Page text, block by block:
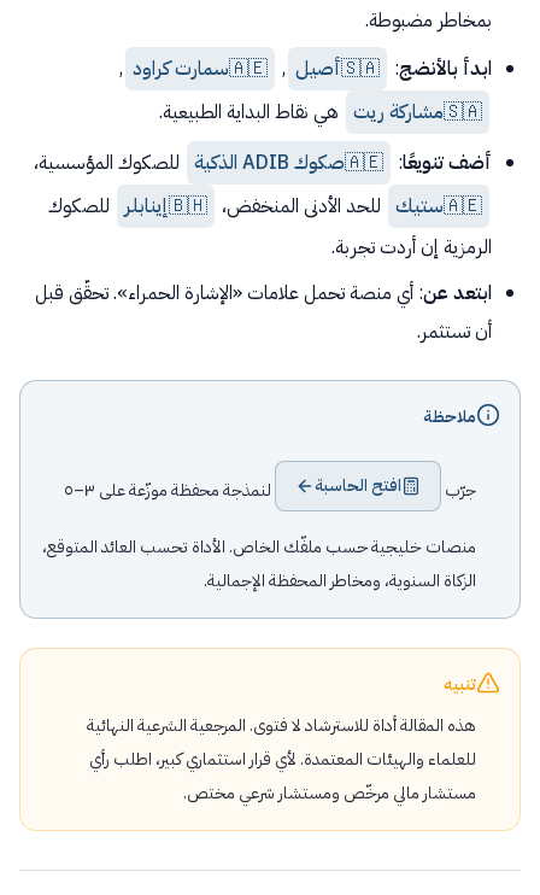
بمخاطر مضبوطة.
ابدأ بالأنضج:
🇸🇦أصيل ,
🇦🇪سمارت كراود ,
🇸🇦مشاركة ريت هي نقاط البداية الطبيعية.
أضف تنويعًا:
🇦🇪صكوك ADIB الذكية
للصكوك المؤسسية،
🇦🇪ستيك للحد الأدنى المنخفض، 🇧🇭إينابلر للصكوك
الرمزية إن أردت تجربة.
ابتعد عن: أي منصة تحمل علامات «الإشارة الحمراء». تحقّق قبل
أن تستثمر.
ملاحظة
جرّب افتح الحاسبة لنمذجة محفظة موزّعة على ٣–٥
منصات خليجية حسب ملفّك الخاص. الأداة تحسب العائد المتوقع،
الزكاة السنوية، ومخاطر المحفظة الإجمالية.
تنبيه
هذه المقالة أداة للاسترشاد لا فتوى. المرجعية الشرعية النهائية
للعلماء والهيئات المعتمدة. لأي قرار استثماري كبير، اطلب رأي
مستشار مالي مرخّص ومستشار شرعي مختص.